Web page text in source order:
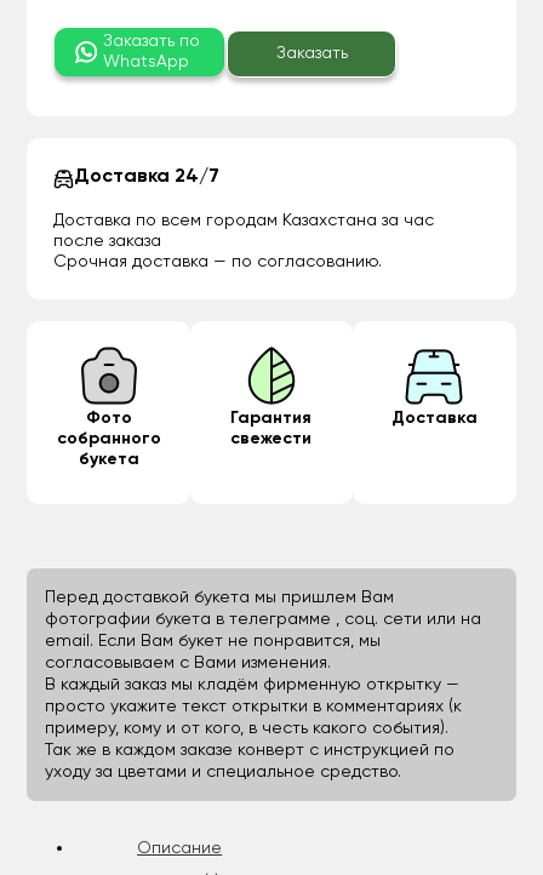
Заказать по
WhatsApp
Заказать
Доставка 24/7
Доставка по всем городам Казахстана за час
после заказа
Срочная доставка — по согласованию.
Фото
собранного
букета
Гарантия
свежести
Доставка
Перед доставкой букета мы пришлем Вам
фотографии букета в телеграмме , соц. сети или на
email. Если Вам букет не понравится, мы
согласовываем с Вами изменения.
В каждый заказ мы кладём фирменную открытку —
просто укажите текст открытки в комментариях (к
примеру, кому и от кого, в честь какого события).
Так же в каждом заказе конверт с инструкцией по
уходу за цветами и специальное средство.
Описание